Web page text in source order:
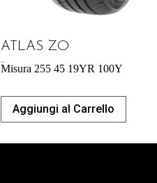
ATLAS ZO
Misura 255 45 19YR 100Y
Aggiungi al Carrello